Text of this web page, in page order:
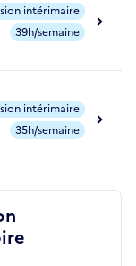
intérimaire
39h/semaine
intérimaire
35h/semaine